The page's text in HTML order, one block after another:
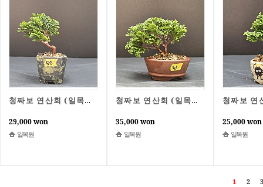
청짜보 연산회 (일목원) 50
29,000 won
일목원
청짜보 연산회 (일목원) 51
35,000 won
일목원
25,000 won
일목원
1 2 3